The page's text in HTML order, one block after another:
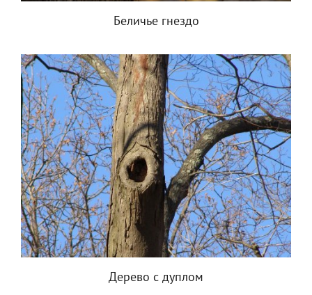
Беличье гнездо
Дерево с дуплом